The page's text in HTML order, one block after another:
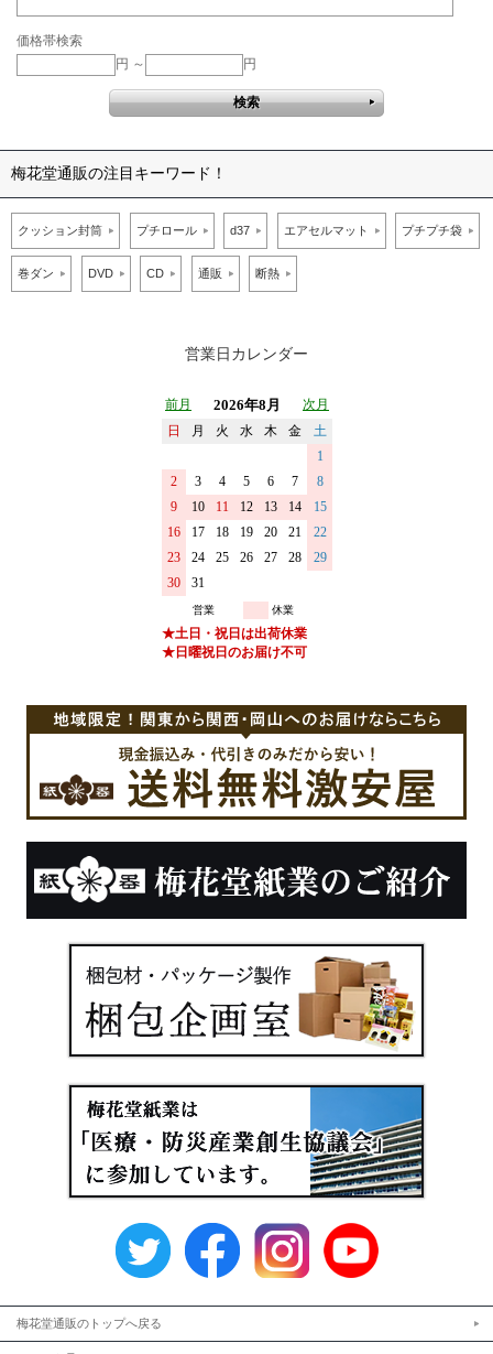
価格帯検索
円 ～
円
梅花堂通販の注目キーワード！
クッション封筒 プチロール d37 エアセルマット プチプチ袋
巻ダン DVD CD 通販 断熱
営業日カレンダー
梅花堂通販のトップへ戻る